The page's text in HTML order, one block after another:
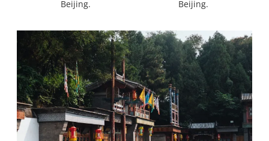
Beijing.
Beijing.